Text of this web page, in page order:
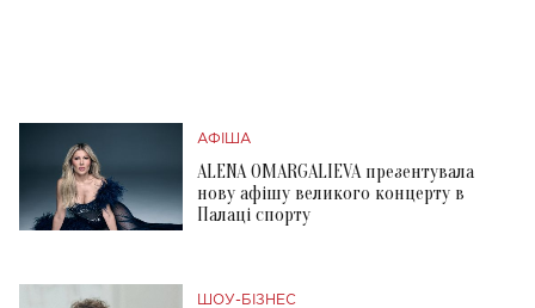
АФІША
ALENA OMARGALIEVA презентувала
нову афішу великого концерту в
Палаці спорту
ШОУ-БІЗНЕС